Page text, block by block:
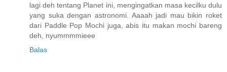
lagi deh tentang Planet ini, mengingatkan masa kecilku dulu
yang suka dengan astronomi. Aaaah jadi mau bikin roket
dari Paddle Pop Mochi juga, abis itu makan mochi bareng
deh, nyummmmieee
Balas